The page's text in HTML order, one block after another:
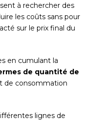
à rechercher des
les coûts sans pour
sur le prix final du
en cumulant la
de quantité de
de consommation
lignes de